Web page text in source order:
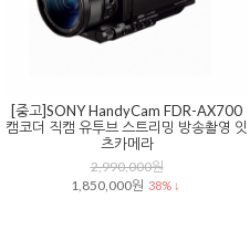
[중고]SONY HandyCam FDR-AX700
캠코더 직캠 유투브 스트리밍 방송촬영 잇
츠카메라
2,990,000원
1,850,000원 38% ↓